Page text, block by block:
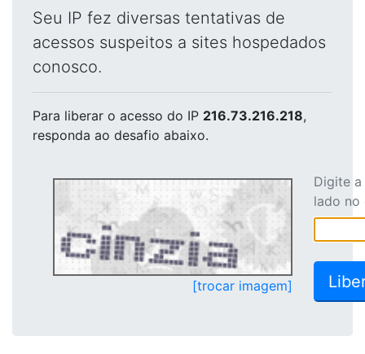
Seu IP fez diversas tentativas de
acessos suspeitos a sites hospedados
conosco.
Para liberar o acesso do IP 216.73.216.218,
responda ao desafio abaixo.
[trocar imagem]
Digite
lado no